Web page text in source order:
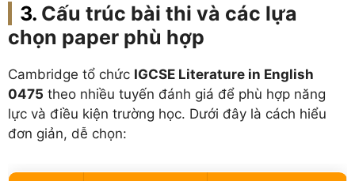
Cấu trúc bài thi và các lựa
chọn paper phù hợp
Cambridge tổ chức IGCSE Literature in English
0475 theo nhiều tuyến đánh giá để phù hợp năng
lực và điều kiện trường học. Dưới đây là cách hiểu
đơn giản, dễ chọn: